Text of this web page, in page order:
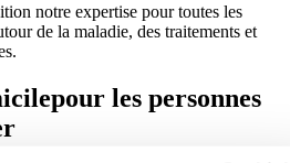
notre expertise pour toutes les
de la maladie, des traitements et
pour les personnes